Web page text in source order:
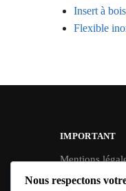
Insert à
Flexible
IMPORTANT
Mentions
Conditions
Nous respectons